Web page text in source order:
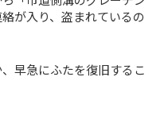
が入り、盗まれているの
早急にふたを復旧するこ